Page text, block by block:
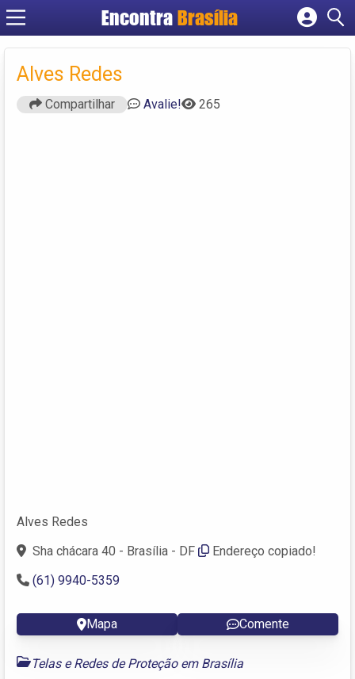
EncontraBrasília
Cadastrar empresa
Alves Redes
Compartilhar Avalie! 265
Alves Redes
Sha chácara 40 - Brasília - DF
Endereço copiado!
(61) 9940-5359
Mapa Comente
Telas e Redes de Proteção em Brasília